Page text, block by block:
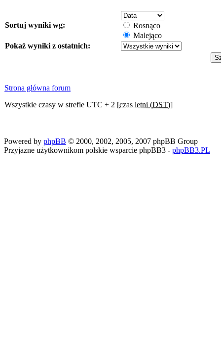
Sortuj wyniki wg:
Rosnąco
Malejąco
Pokaż wyniki z ostatnich:
Strona główna forum
Wszystkie czasy w strefie UTC + 2 [czas letni (DST)]
Powered by phpBB © 2000, 2002, 2005, 2007 phpBB Group
Przyjazne użytkownikom polskie wsparcie phpBB3 - phpBB3.PL